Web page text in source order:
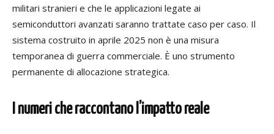
militari stranieri e che le applicazioni legate ai
semiconduttori avanzati saranno trattate caso per caso. Il
sistema costruito in aprile 2025 non è una misura
temporanea di guerra commerciale. È uno strumento
permanente di allocazione strategica.
I numeri che raccontano l’impatto reale